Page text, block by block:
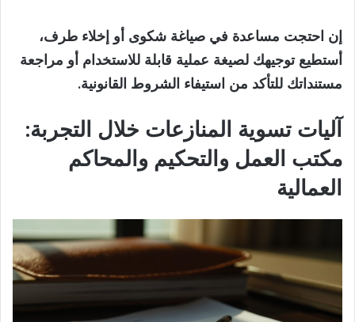
إن احتجت مساعدة في صياغة شكوى أو إخلاء طرف،
أستطيع توجيهك لصيغة عملية قابلة للاستخدام أو مراجعة
مستنداتك للتأكد من استيفاء الشروط القانونية.
آليات تسوية المنازعات خلال التجربة:
مكتب العمل والتحكيم والمحاكم
العمالية